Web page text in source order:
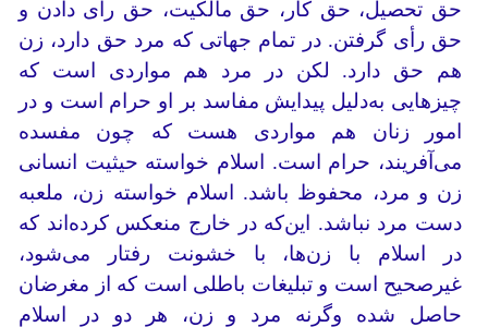
حق تحصیل، حق کار، حق مالکیت، حق رأی دادن و
حق رأی گرفتن. در تمام جهاتی که مرد حق دارد، زن
هم حق دارد. لکن در مرد هم مواردی است که
چیزهایی به‌دلیل پیدایش مفاسد بر او حرام است و در
امور زنان هم مواردی هست که چون مفسده
می‌آفریند، حرام است. اسلام خواسته حیثیت انسانی
زن و مرد، محفوظ باشد. اسلام خواسته زن، ملعبه
دست مرد نباشد. این‌که در خارج منعکس کرده‌اند که
در اسلام با زن‌ها، با خشونت رفتار می‌شود،
غیرصحیح است و تبلیغات باطلی است که از مغرضان
حاصل شده وگرنه مرد و زن، هر دو در اسلام